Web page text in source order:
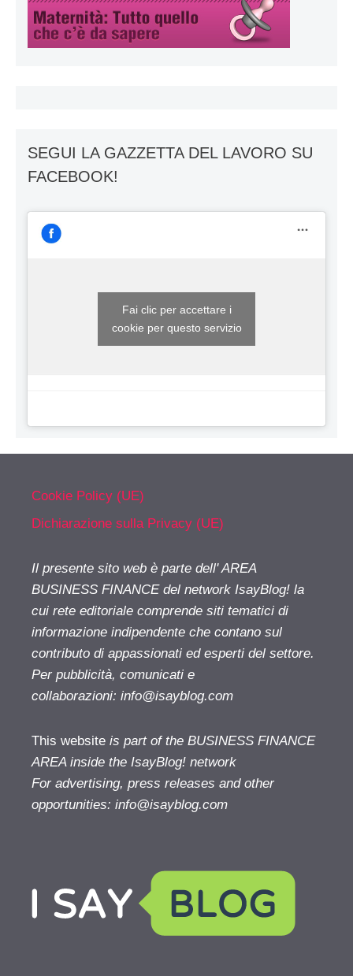
SEGUI LA GAZZETTA DEL LAVORO SU
FACEBOOK!
Fai clic per accettare i
cookie per questo servizio
Cookie Policy (UE)
Dichiarazione sulla Privacy (UE)
Il presente sito web è parte dell' AREA
BUSINESS FINANCE del network IsayBlog! la
cui rete editoriale comprende siti tematici di
informazione indipendente che contano sul
contributo di appassionati ed esperti del settore.
Per pubblicità, comunicati e
collaborazioni: info@isayblog.com
This website is part of the BUSINESS FINANCE
AREA inside the IsayBlog! network
For advertising, press releases and other
opportunities: info@isayblog.com